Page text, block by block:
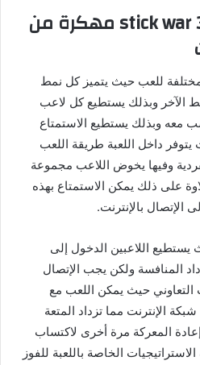
stick war3 مهكرة من
للعب حيث يتميز كل نمط
الآخر وبذلك يستطيع كل لاعب
معه وبذلك يستطيع الاستمتاع
داخل اللعبة طريقة اللعب
وفيها يخوض اللاعب مجموعة
على ذلك يمكن الاستمتاع بهذه
الإتصال بالإنترنت.
اللاعبين الدخول إلى
المنافسة ولكن يجب الإتصال
التعاوني حيث يمكن اللعب مع
الإنترنت مما تزداد المتعة
إعادة المعركة مرة أخرى لاكتساب
الخاصة باللعبة للفوز